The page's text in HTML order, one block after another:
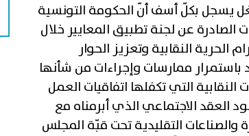
يسجل بكلّ أسف أنّ الحكومة التونسية
الصادرة عن لجنة تطبيق المعايير خلال
الحرية النقابية وتعزيز الحوار
ممارسات وإجراءات من شأنها
التي تكفلها اتفاقيات العمل
العقد الاجتماعي الذي أبرمناه مع
والصناعات التقليدية تحت قبّة المجلس